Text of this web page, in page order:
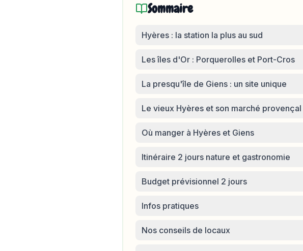
Sommaire
Hyères : la station la plus au sud
Les îles d'Or : Porquerolles et Port-Cros
La presqu'île de Giens : un site unique
Le vieux Hyères et son marché provençal
Où manger à Hyères et Giens
Itinéraire 2 jours nature et gastronomie
Budget prévisionnel 2 jours
Infos pratiques
Nos conseils de locaux